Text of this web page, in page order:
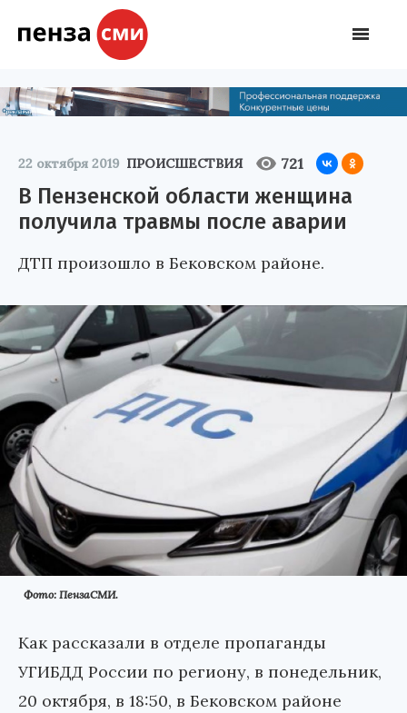
22 октября 2019 ПРОИСШЕСТВИЯ 721
В Пензенской области женщина
получила травмы после аварии
ДТП произошло в Бековском районе.
Фото: ПензаСМИ.
Как рассказали в отделе пропаганды
УГИБДД России по региону, в понедельник,
20 октября, в 18:50, в Бековском районе